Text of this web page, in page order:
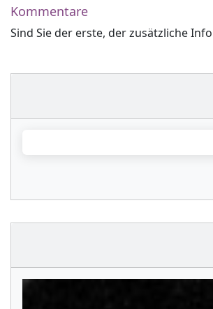
Kommentare
Sind Sie der erste, der zusätzliche